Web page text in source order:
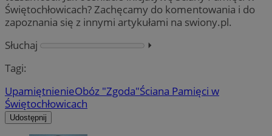
Świętochłowicach? Zachęcamy do komentowania i do
zapoznania się z innymi artykułami na swiony.pl.
Słuchaj
⏵︎
Tagi:
UpamiętnienieObóz "Zgoda"Ściana Pamięci w
Świętochłowicach
Udostępnij